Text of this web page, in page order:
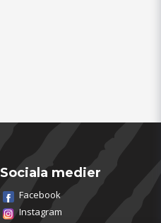
Sociala medier
Facebook
Instagram